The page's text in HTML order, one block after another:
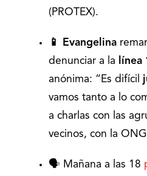
(PROTEX).
📱 Evangelina
denunciar a la
línea
anónima: “Es difícil
vamos tanto a lo
a charlas con las
vecinos, con la
🗣 Mañana a las 18